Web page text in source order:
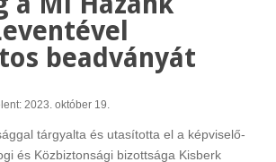
beadványát
2023. október 19.
tárgyalta és utasította el a képviselő-
és Közbiztonsági bizottsága Kisberk